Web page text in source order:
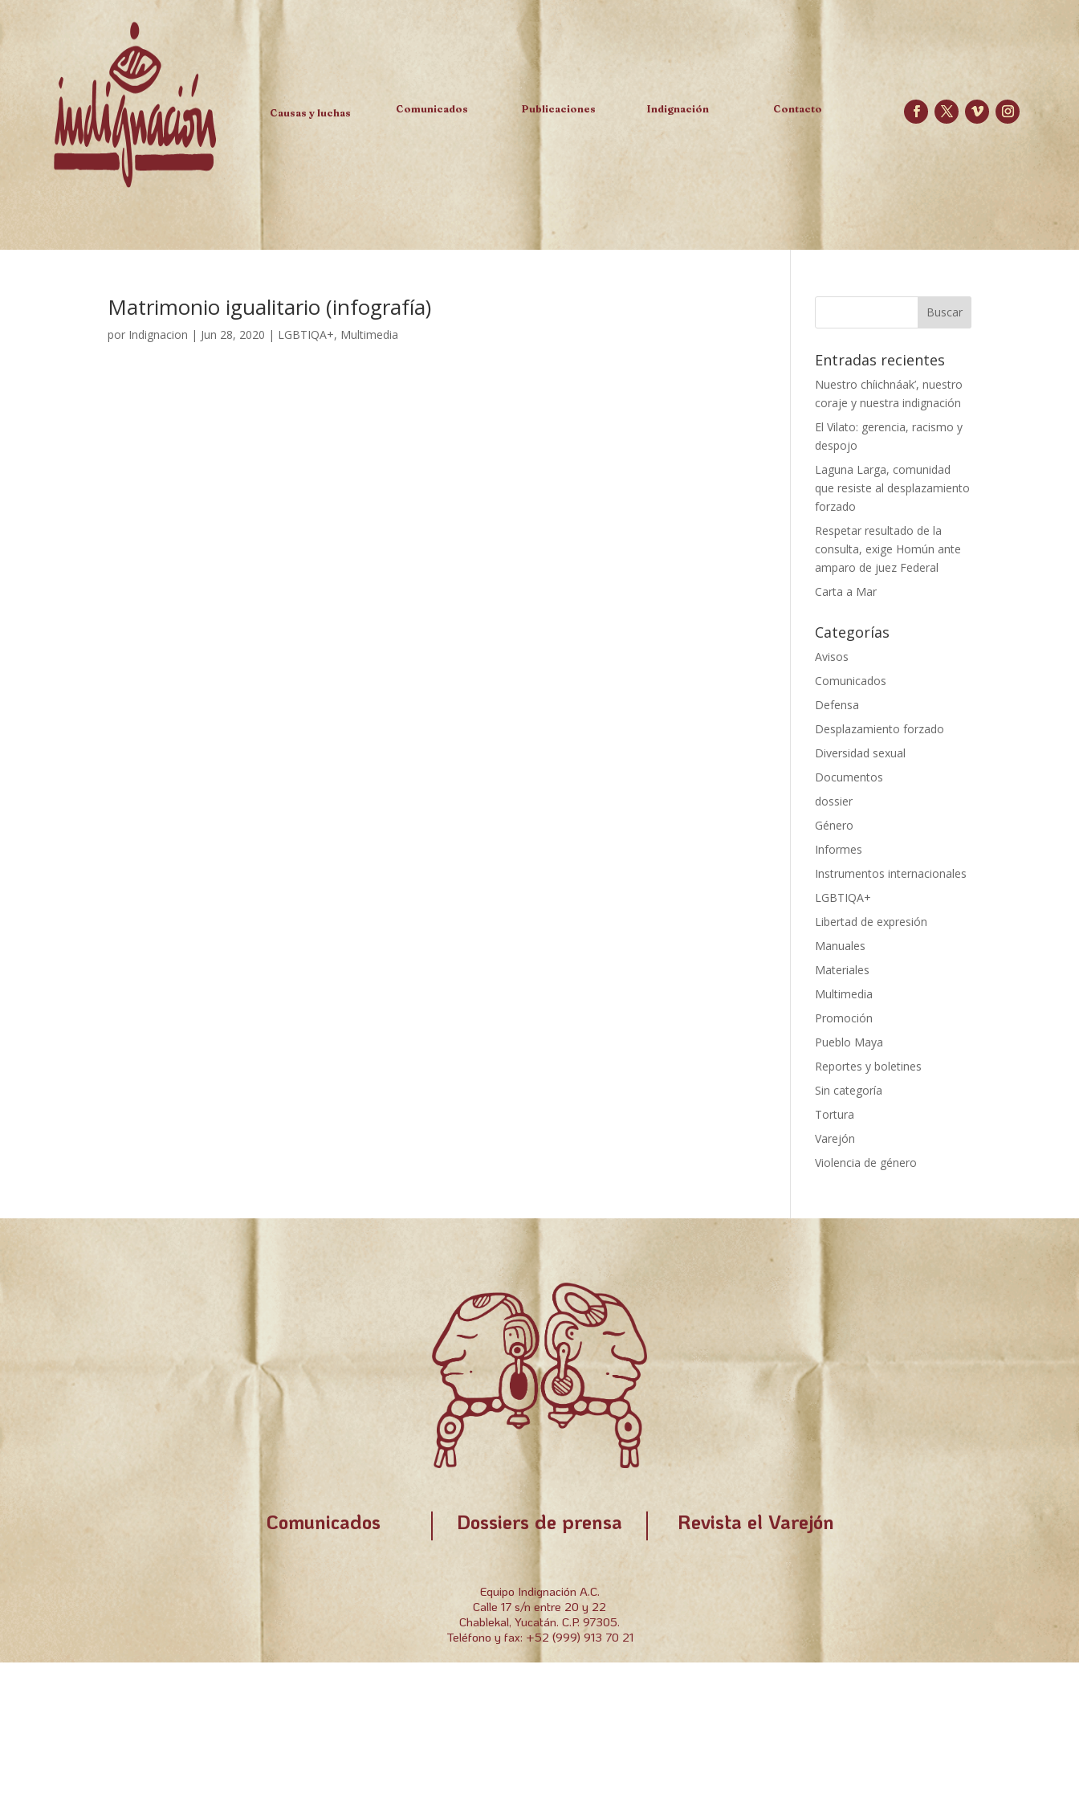
Causas y luchas Comunicados Publicaciones Indignación Contacto
Matrimonio igualitario (infografía)
por Indignacion | Jun 28, 2020 | LGBTIQA+, Multimedia
Entradas recientes
Nuestro chíichnáak’, nuestro
coraje y nuestra indignación
El Vilato: gerencia, racismo y
despojo
Laguna Larga, comunidad
que resiste al desplazamiento
forzado
Respetar resultado de la
consulta, exige Homún ante
amparo de juez Federal
Carta a Mar
Categorías
Avisos
Comunicados
Defensa
Desplazamiento forzado
Diversidad sexual
Documentos
dossier
Género
Informes
Instrumentos internacionales
LGBTIQA+
Libertad de expresión
Manuales
Materiales
Multimedia
Promoción
Pueblo Maya
Reportes y boletines
Sin categoría
Tortura
Varejón
Violencia de género
Comunicados Dossiers de prensa Revista el Varejón
Equipo Indignación A.C.
Calle 17 s/n entre 20 y 22
Chablekal, Yucatán. C.P. 97305.
Teléfono y fax: +52 (999) 913 70 21